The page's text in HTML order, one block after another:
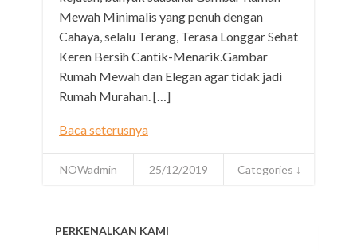
Mewah Minimalis yang penuh dengan
Cahaya, selalu Terang, Terasa Longgar Sehat
Keren Bersih Cantik-Menarik.Gambar
Rumah Mewah dan Elegan agar tidak jadi
Rumah Murahan. […]
Baca seterusnya
NOWadmin 25/12/2019 Categories ↓
PERKENALKAN KAMI